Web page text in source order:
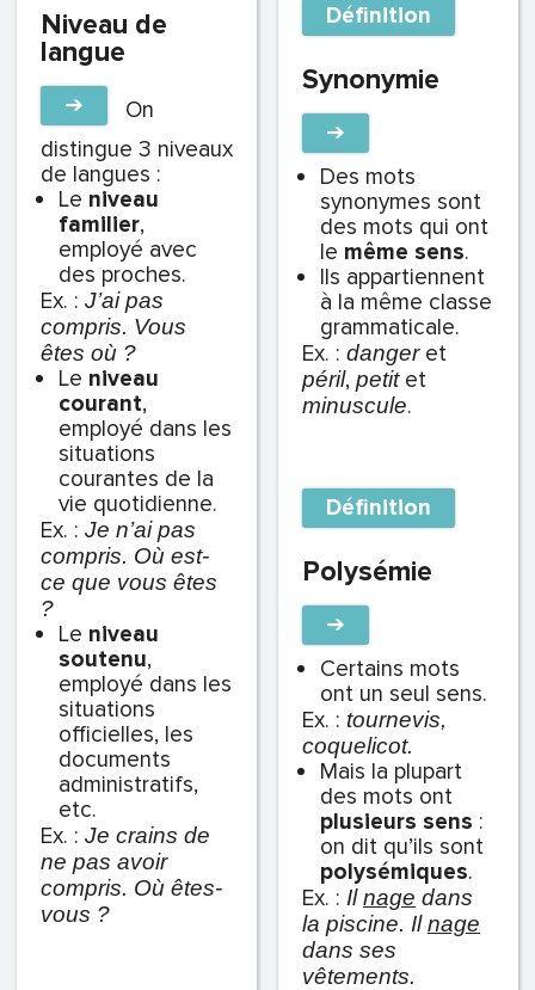
Niveau de
langue
➔
On
distingue 3 niveaux
de langues :
Le niveau
familier,
employé avec
des proches.
Ex. : J’ai pas
compris. Vous
êtes où ?
Le niveau
courant,
employé dans les
situations
courantes de la
vie quotidienne.
Ex. : Je n’ai pas
compris. Où est-
ce que vous êtes
?
Le niveau
soutenu,
employé dans les
situations
officielles, les
documents
administratifs,
etc.
Ex. : Je crains de
ne pas avoir
compris. Où êtes-
vous ?
Définition
Synonymie
➔
Des mots
synonymes sont
des mots qui ont
le même sens.
Ils appartiennent
à la même classe
grammaticale.
Ex. : danger et
péril, petitet
minuscule.
Définition
Polysémie
➔
Certains mots
ont un seul sens.
Ex. : tournevis,
coquelicot.
Mais la plupart
des mots ont
plusieurs sens :
on dit qu’ils sont
polysémiques.
Ex. : Ilnage dans
la piscine. Ilnage
dans ses
vêtements.